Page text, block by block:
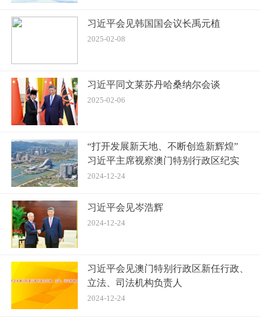
习近平会见韩国国会议长禹元植
2025-02-08
习近平同文莱苏丹哈桑纳尔会谈
2025-02-06
“打开发展新天地、不断创造新辉煌”
习近平主席视察澳门特别行政区纪实
2024-12-24
习近平会见岑浩辉
2024-12-24
习近平会见澳门特别行政区新任行政、
立法、司法机构负责人
2024-12-24